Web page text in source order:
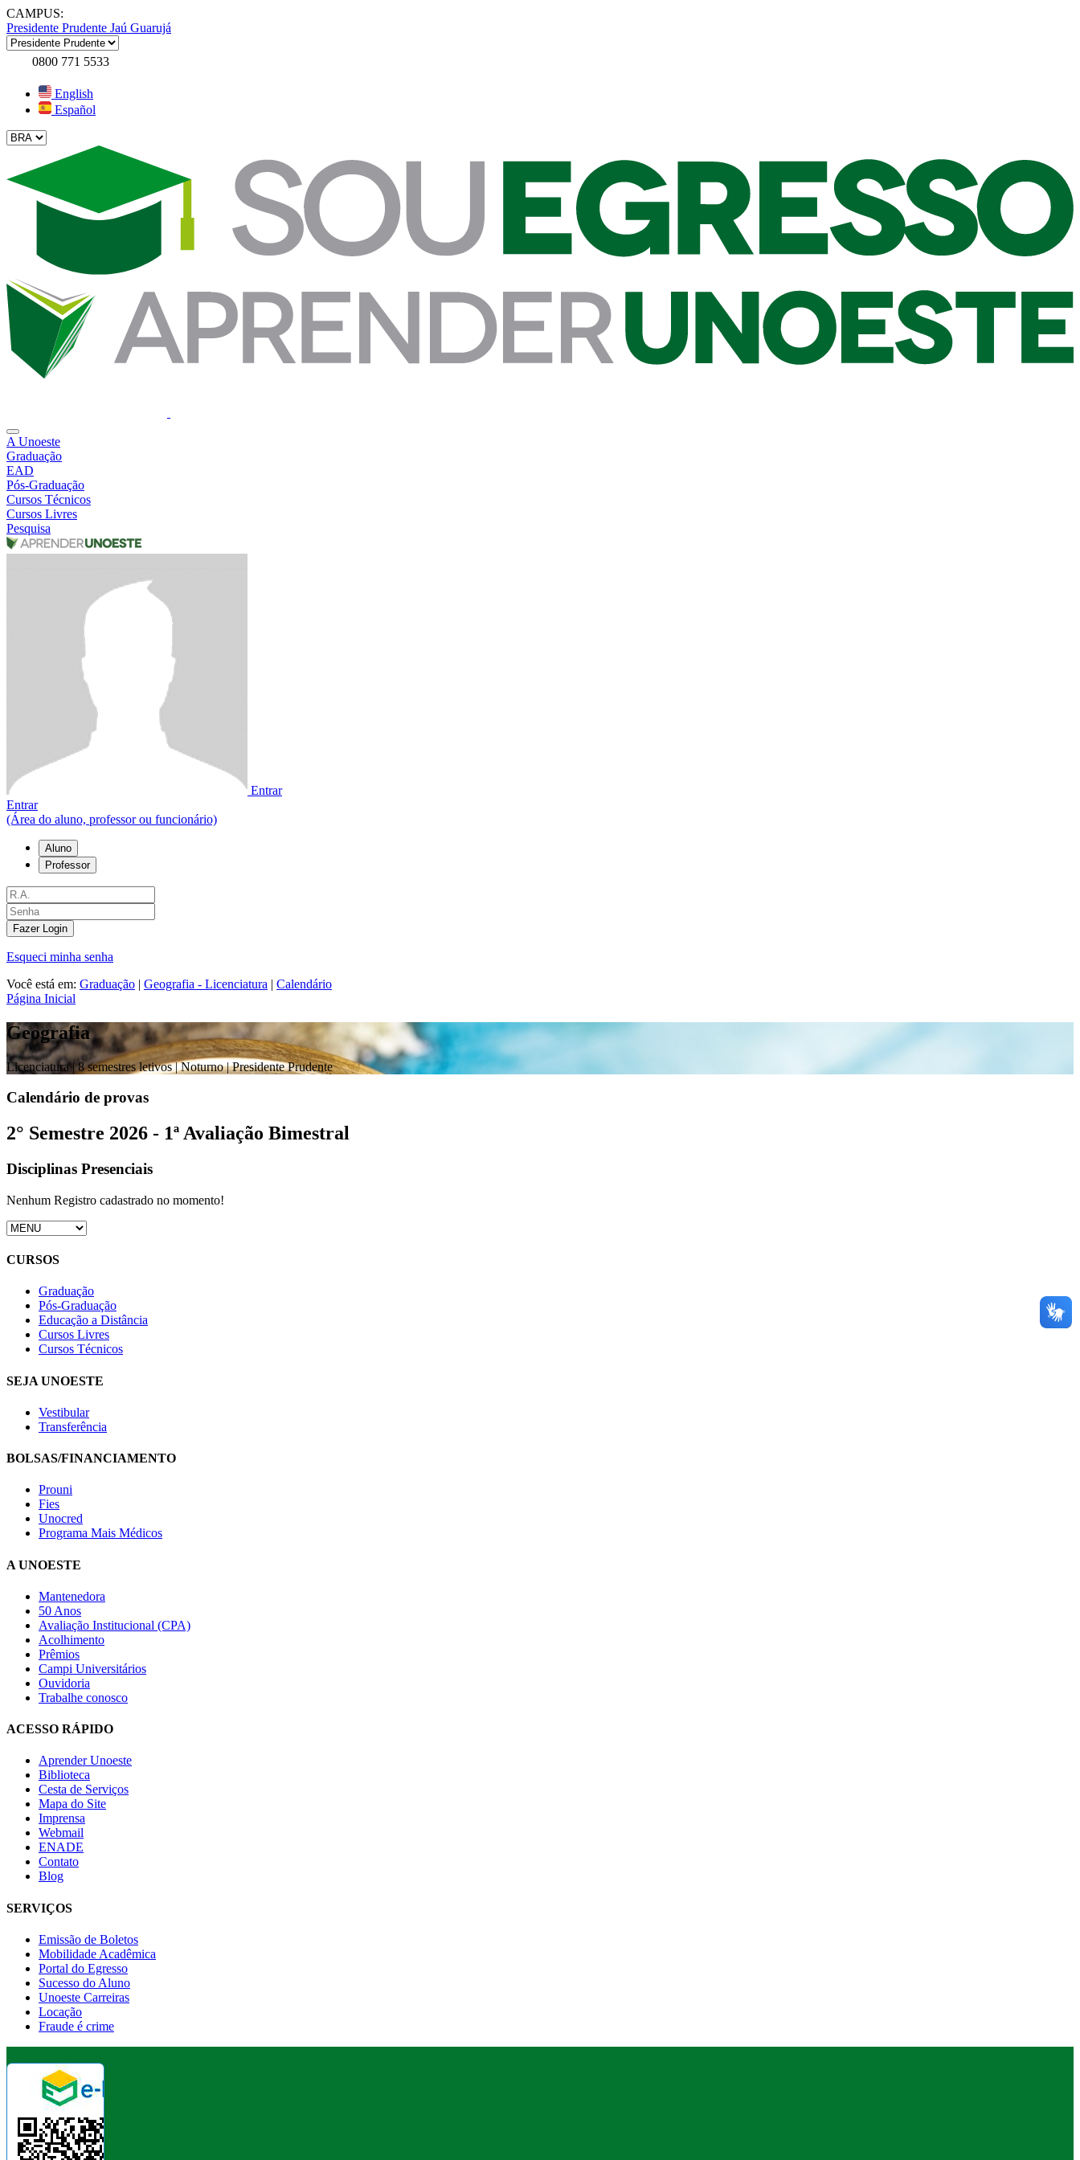
CAMPUS:
Presidente Prudente Jaú Guarujá
0800 771 5533
English
Español
A Unoeste
Graduação
EAD
Pós-Graduação
Cursos Técnicos
Cursos Livres
Pesquisa
Entrar
Entrar
(Área do aluno, professor ou funcionário)
Aluno
Professor
Fazer Login
Esqueci minha senha
Você está em: Graduação | Geografia - Licenciatura | Calendário
Página Inicial
Geografia
Licenciatura |8 semestres letivos | Noturno| Presidente Prudente
Calendário de provas
2° Semestre 2026 - 1ª Avaliação Bimestral
Disciplinas Presenciais
Nenhum Registro cadastrado no momento!
CURSOS
Graduação
Pós-Graduação
Educação a Distância
Cursos Livres
Cursos Técnicos
SEJA UNOESTE
Vestibular
Transferência
BOLSAS/FINANCIAMENTO
Prouni
Fies
Unocred
Programa Mais Médicos
A UNOESTE
Mantenedora
50 Anos
Avaliação Institucional (CPA)
Acolhimento
Prêmios
Campi Universitários
Ouvidoria
Trabalhe conosco
ACESSO RÁPIDO
Aprender Unoeste
Biblioteca
Cesta de Serviços
Mapa do Site
Imprensa
Webmail
ENADE
Contato
Blog
SERVIÇOS
Emissão de Boletos
Mobilidade Acadêmica
Portal do Egresso
Sucesso do Aluno
Unoeste Carreiras
Locação
Fraude é crime